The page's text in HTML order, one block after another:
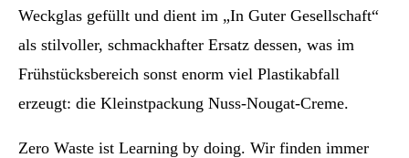
Weckglas gefüllt und dient im „In Guter Gesellschaft“
als stilvoller, schmackhafter Ersatz dessen, was im
Frühstücksbereich sonst enorm viel Plastikabfall
erzeugt: die Kleinstpackung Nuss-Nougat-Creme.
Zero Waste ist Learning by doing. Wir finden immer